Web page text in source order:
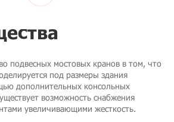
подвесных мостовых кранов в том, что
под размеры здания
дополнительных консольных
возможность снабжения
увеличивающими жесткость.